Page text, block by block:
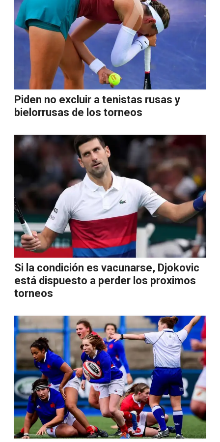
Piden no excluir a tenistas rusas y
bielorrusas de los torneos
Si la condición es vacunarse, Djokovic
está dispuesto a perder los proximos
torneos